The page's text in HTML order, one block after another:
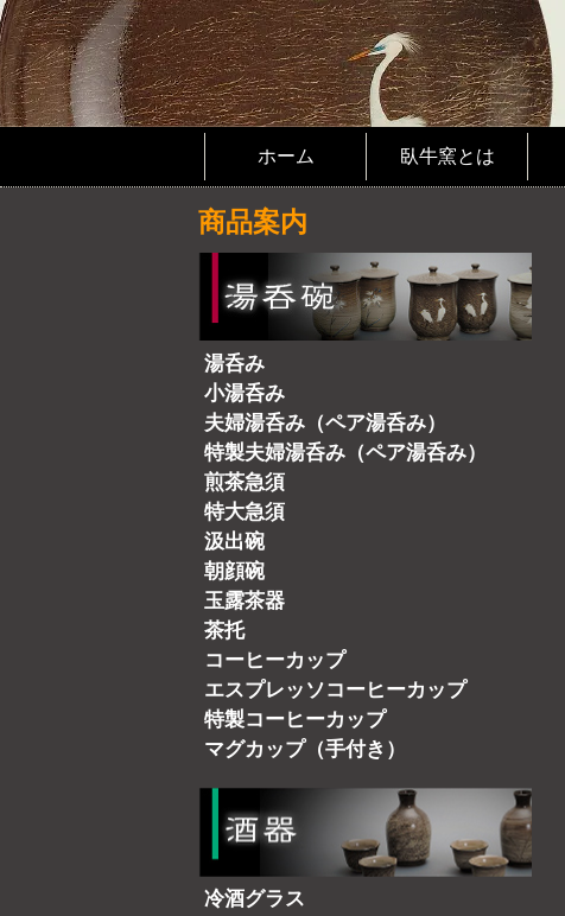
ホーム 臥牛窯とは
商品案内
湯呑み
小湯呑み
夫婦湯呑み（ペア湯呑み）
特製夫婦湯呑み（ペア湯呑み）
煎茶急須
特大急須
汲出碗
朝顔碗
玉露茶器
茶托
コーヒーカップ
エスプレッソコーヒーカップ
特製コーヒーカップ
マグカップ（手付き）
冷酒グラス